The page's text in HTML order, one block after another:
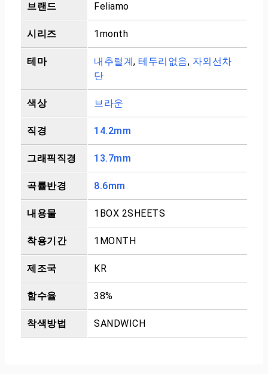
브랜드 Feliamo
시리즈 1month
테마 내추럴계, 테두리없음, 자외선차
단
색상 브라운
직경 14.2mm
그래픽직경 13.7mm
곡률반경 8.6mm
내용물 1BOX 2SHEETS
착용기간 1MONTH
제조국 KR
함수율 38%
착색방법 SANDWICH